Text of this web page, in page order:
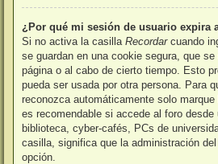
¿Por qué mi sesión de usuario expira
Si no activa la casilla Recordarcuando
se guardan en una cookie segura, que
página o al cabo de cierto tiempo. Esto
pueda ser usada por otra persona. Para
reconozca automáticamente solo
es recomendable si accede al foro desde
biblioteca, cyber-cafés, PCs de
casilla, significa que la administración
opción.